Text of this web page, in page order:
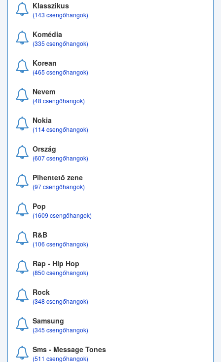
Klasszikus
(143 csengőhangok)
Komédia
(335 csengőhangok)
Korean
(465 csengőhangok)
Nevem
(48 csengőhangok)
Nokia
(114 csengőhangok)
Ország
(607 csengőhangok)
Pihentető zene
(97 csengőhangok)
Pop
(1609 csengőhangok)
R&B
(106 csengőhangok)
Rap - Hip Hop
(850 csengőhangok)
Rock
(348 csengőhangok)
Samsung
(345 csengőhangok)
Sms - Message Tones
(511 csengőhangok)